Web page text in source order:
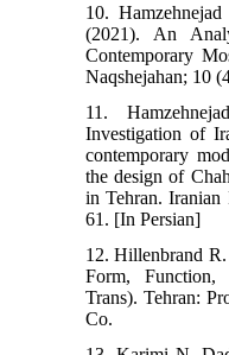
10.
(2021). An
Contemporary
Naqshejahan; 10
11.
Investigation of
contemporary
the design of
in Tehran.
61. [In Persian]
12. Hillenbrand
Form, Function,
Trans). Tehran:
Co.